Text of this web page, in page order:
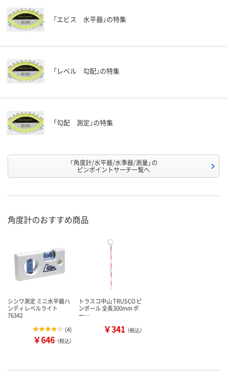
「エビス 水平器」の特集
「レベル 勾配」の特集
「勾配 測定」の特集
「角度計/水平器/水準器/測量」の
ピンポイントサーチ一覧へ
角度計のおすすめ商品
シンワ測定 ミニ水平器ハ
ンディレベルライト
76342
(4)
￥646 （税込）
トラスコ中山 TRUSCO ピ
ンポール 全長300mm ポ
ー…
￥341 （税込）